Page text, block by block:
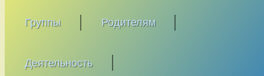
Группы Родителям
Деятельность